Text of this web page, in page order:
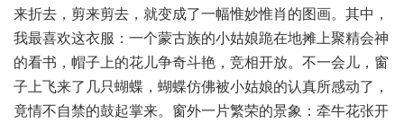
来折去，剪来剪去，就变成了一幅惟妙惟肖的图画。其中，
我最喜欢这衣服：一个蒙古族的小姑娘跪在地摊上聚精会神
的看书，帽子上的花儿争奇斗艳，竞相开放。不一会儿，窗
子上飞来了几只蝴蝶，蝴蝶仿佛被小姑娘的认真所感动了，
竟情不自禁的鼓起掌来。窗外一片繁荣的景象：牵牛花张开